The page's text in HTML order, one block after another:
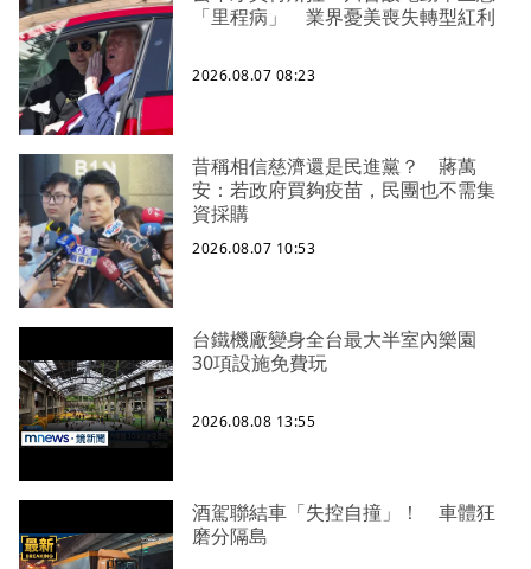
「里程病」 業界憂美喪失轉型紅利
2026.08.07 08:23
昔稱相信慈濟還是民進黨？ 蔣萬
安：若政府買夠疫苗，民團也不需集
資採購
2026.08.07 10:53
台鐵機廠變身全台最大半室內樂園
30項設施免費玩
2026.08.08 13:55
酒駕聯結車「失控自撞」！ 車體狂
磨分隔島